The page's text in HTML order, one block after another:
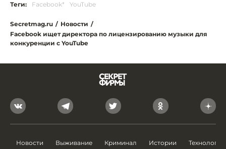
Теги: Facebook* YouTube
Secretmag.ru / Новости /
Facebook ищет директора по лицензированию музыки для
конкуренции с YouTube
Новости Выживание Криминал Истории Технологии